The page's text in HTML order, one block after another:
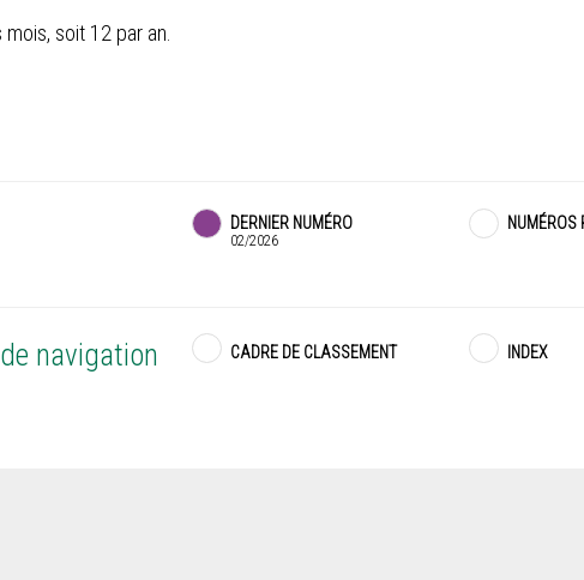
soit 12 par an.
DERNIER NUMÉRO
02/2026
NUMÉROS
navigation CADRE DE CLASSEMENT INDEX